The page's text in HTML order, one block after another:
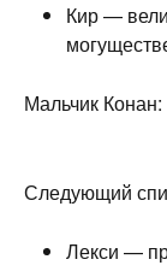
Кир —
Мальчик Конан:
Следующий
Лекси —